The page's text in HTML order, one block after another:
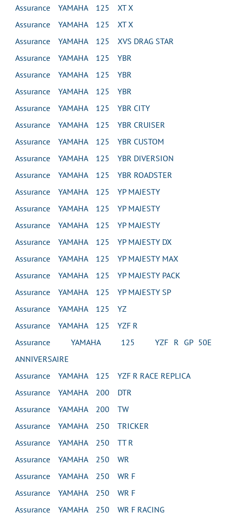
Assurance YAMAHA 125 XT X
Assurance YAMAHA 125 XT X
Assurance YAMAHA 125 XVS DRAG STAR
Assurance YAMAHA 125 YBR
Assurance YAMAHA 125 YBR
Assurance YAMAHA 125 YBR
Assurance YAMAHA 125 YBR CITY
Assurance YAMAHA 125 YBR CRUISER
Assurance YAMAHA 125 YBR CUSTOM
Assurance YAMAHA 125 YBR DIVERSION
Assurance YAMAHA 125 YBR ROADSTER
Assurance YAMAHA 125 YP MAJESTY
Assurance YAMAHA 125 YP MAJESTY
Assurance YAMAHA 125 YP MAJESTY
Assurance YAMAHA 125 YP MAJESTY DX
Assurance YAMAHA 125 YP MAJESTY MAX
Assurance YAMAHA 125 YP MAJESTY PACK
Assurance YAMAHA 125 YP MAJESTY SP
Assurance YAMAHA 125 YZ
Assurance YAMAHA 125 YZF R
Assurance YAMAHA 125 YZF R GP 50E
ANNIVERSAIRE
Assurance YAMAHA 125 YZF R RACE REPLICA
Assurance YAMAHA 200 DTR
Assurance YAMAHA 200 TW
Assurance YAMAHA 250 TRICKER
Assurance YAMAHA 250 TT R
Assurance YAMAHA 250 WR
Assurance YAMAHA 250 WR F
Assurance YAMAHA 250 WR F
Assurance YAMAHA 250 WR F RACING